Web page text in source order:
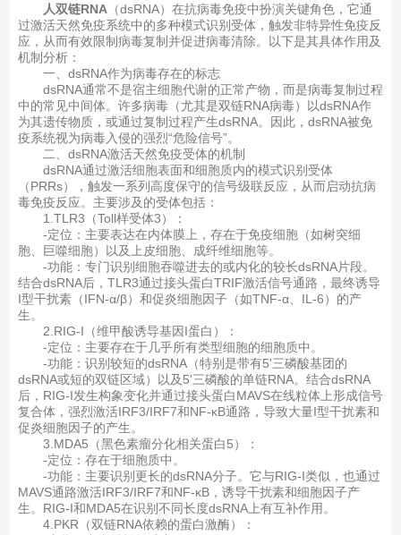
人双链RNA（dsRNA）在抗病毒免疫中扮演关键角色，它通
过激活天然免疫系统中的多种模式识别受体，触发非特异性免疫反
应，从而有效限制病毒复制并促进病毒清除。以下是其具体作用及
机制分析：
一、dsRNA作为病毒存在的标志
dsRNA通常不是宿主细胞代谢的正常产物，而是病毒复制过程
中的常见中间体。许多病毒（尤其是双链RNA病毒）以dsRNA作
为其遗传物质，或通过复制过程产生dsRNA。因此，dsRNA被免
疫系统视为病毒入侵的强烈“危险信号”。
二、dsRNA激活天然免疫受体的机制
dsRNA通过激活细胞表面和细胞质内的模式识别受体
（PRRs），触发一系列高度保守的信号级联反应，从而启动抗病
毒免疫反应。主要涉及的受体包括：
1.TLR3（Toll样受体3）：
-定位：主要表达在内体膜上，存在于免疫细胞（如树突细
胞、巨噬细胞）以及上皮细胞、成纤维细胞等。
-功能：专门识别细胞吞噬进去的或内化的较长dsRNA片段。
结合dsRNA后，TLR3通过接头蛋白TRIF激活信号通路，最终诱导
I型干扰素（IFN-α/β）和促炎细胞因子（如TNF-α、IL-6）的产
生。
2.RIG-I（维甲酸诱导基因I蛋白）：
-定位：主要存在于几乎所有类型细胞的细胞质中。
-功能：识别较短的dsRNA（特别是带有5'三磷酸基团的
dsRNA或短的双链区域）以及5'三磷酸的单链RNA。结合dsRNA
后，RIG-I发生构象变化并通过接头蛋白MAVS在线粒体上形成信号
复合体，强烈激活IRF3/IRF7和NF-κB通路，导致大量I型干扰素和
促炎细胞因子的产生。
3.MDA5（黑色素瘤分化相关蛋白5）：
-定位：存在于细胞质中。
-功能：主要识别更长的dsRNA分子。它与RIG-I类似，也通过
MAVS通路激活IRF3/IRF7和NF-κB，诱导干扰素和细胞因子产
生。RIG-I和MDA5在识别不同长度dsRNA上有互补作用。
4.PKR（双链RNA依赖的蛋白激酶）：